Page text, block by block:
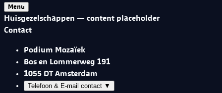
Menu
Huisgezelschappen — content placeholder
Contact
Podium Mozaïek
Bos en Lommerweg 191
1055 DT Amsterdam
Telefoon & E-mail contact ▼